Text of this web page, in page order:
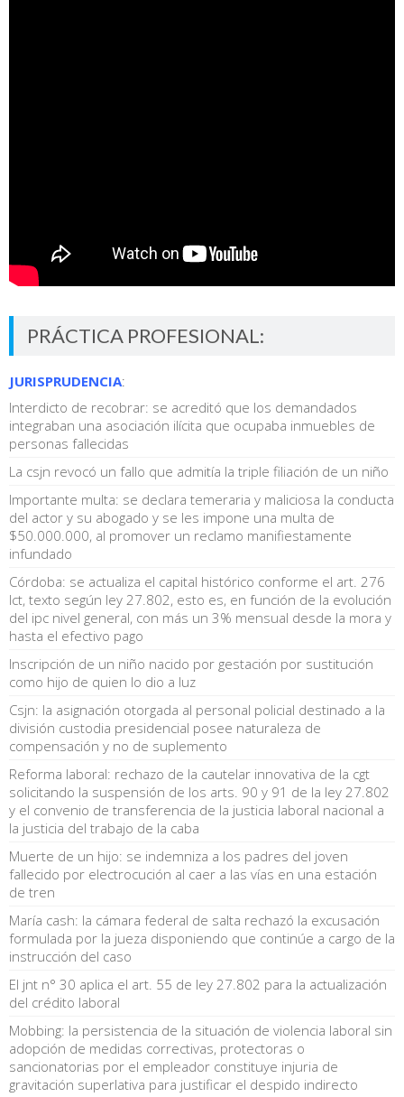
PRÁCTICA PROFESIONAL:
JURISPRUDENCIA:
Interdicto de recobrar: se acreditó que los demandados
integraban una asociación ilícita que ocupaba inmuebles de
personas fallecidas
La csjn revocó un fallo que admitía la triple filiación de un niño
Importante multa: se declara temeraria y maliciosa la conducta
del actor y su abogado y se les impone una multa de
$50.000.000, al promover un reclamo manifiestamente
infundado
Córdoba: se actualiza el capital histórico conforme el art. 276
lct, texto según ley 27.802, esto es, en función de la evolución
del ipc nivel general, con más un 3% mensual desde la mora y
hasta el efectivo pago
Inscripción de un niño nacido por gestación por sustitución
como hijo de quien lo dio a luz
Csjn: la asignación otorgada al personal policial destinado a la
división custodia presidencial posee naturaleza de
compensación y no de suplemento
Reforma laboral: rechazo de la cautelar innovativa de la cgt
solicitando la suspensión de los arts. 90 y 91 de la ley 27.802
y el convenio de transferencia de la justicia laboral nacional a
la justicia del trabajo de la caba
Muerte de un hijo: se indemniza a los padres del joven
fallecido por electrocución al caer a las vías en una estación
de tren
María cash: la cámara federal de salta rechazó la excusación
formulada por la jueza disponiendo que continúe a cargo de la
instrucción del caso
El jnt n° 30 aplica el art. 55 de ley 27.802 para la actualización
del crédito laboral
Mobbing: la persistencia de la situación de violencia laboral sin
adopción de medidas correctivas, protectoras o
sancionatorias por el empleador constituye injuria de
gravitación superlativa para justificar el despido indirecto